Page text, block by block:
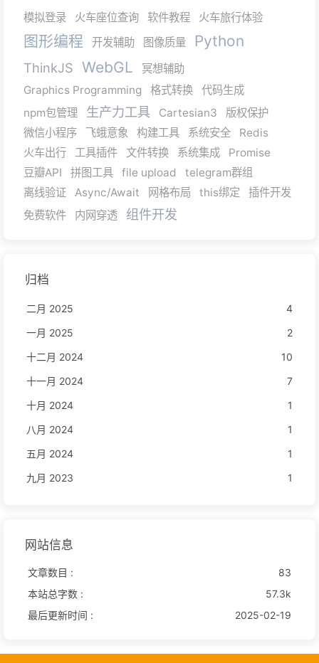
模拟登录 火车座位查询 软件教程 火车旅行体验
图形编程 开发辅助 图像质量 Python
ThinkJS WebGL
冥想辅助
Graphics Programming
格式转换
代码生成
npm包管理
生产力工具 Cartesian3
版权保护
微信小程序
飞蛾意象 构建工具 系统安全
Redis
火车出行
工具插件 文件转换 系统集成
Promise
豆瓣API
拼图工具 file upload
telegram群组
离线验证
Async/Await 网格布局 this绑定
插件开发
免费软件
内网穿透 组件开发
归档
二月 2025
4
一月 2025
2
十二月 2024
10
十一月 2024
7
十月 2024
1
八月 2024
1
五月 2024
1
九月 2023
1
网站信息
文章数目 :
83
本站总字数 :
57.3k
最后更新时间 :
2025-02-19